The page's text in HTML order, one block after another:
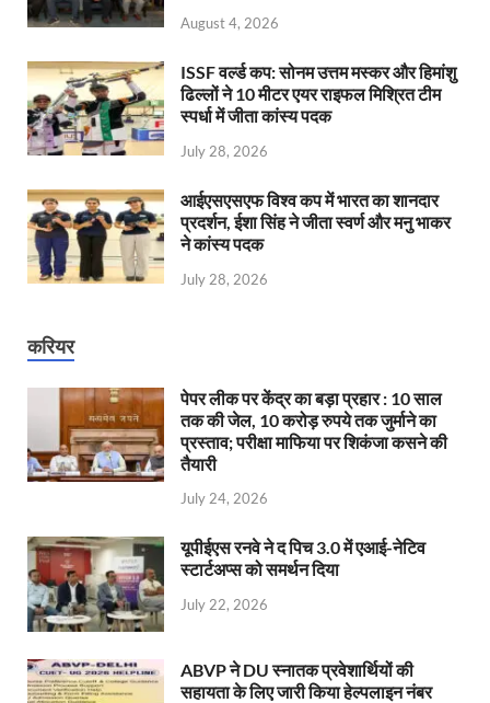
August 4, 2026
ISSF वर्ल्ड कप: सोनम उत्तम मस्कर और हिमांशु
ढिल्लों ने 10 मीटर एयर राइफल मिश्रित टीम
स्पर्धा में जीता कांस्य पदक
July 28, 2026
आईएसएसएफ विश्व कप में भारत का शानदार
प्रदर्शन, ईशा सिंह ने जीता स्वर्ण और मनु भाकर
ने कांस्य पदक
July 28, 2026
करियर
पेपर लीक पर केंद्र का बड़ा प्रहार : 10 साल
तक की जेल, 10 करोड़ रुपये तक जुर्माने का
प्रस्ताव; परीक्षा माफिया पर शिकंजा कसने की
तैयारी
July 24, 2026
यूपीईएस रनवे ने द पिच 3.0 में एआई-नेटिव
स्टार्टअप्स को समर्थन दिया
July 22, 2026
ABVP ने DU स्नातक प्रवेशार्थियों की
सहायता के लिए जारी किया हेल्पलाइन नंबर